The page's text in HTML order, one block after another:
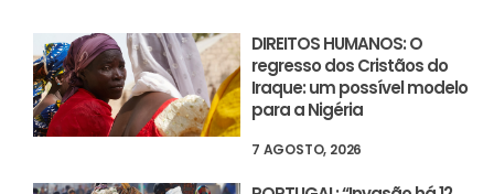
DIREITOS HUMANOS: O
regresso dos Cristãos do
Iraque: um possível modelo
para a Nigéria
7 AGOSTO, 2026